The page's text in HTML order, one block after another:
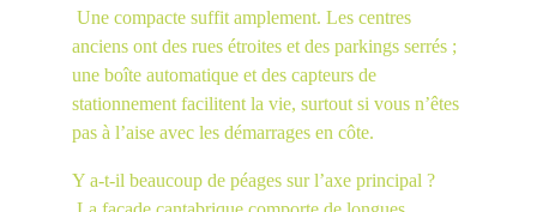
anciens ont des rues étroites et des parkings serrés ;
une boîte automatique et des capteurs de
stationnement facilitent la vie, surtout si vous n’êtes
pas à l’aise avec les démarrages en côte.
Y a-t-il beaucoup de péages sur l’axe principal ?